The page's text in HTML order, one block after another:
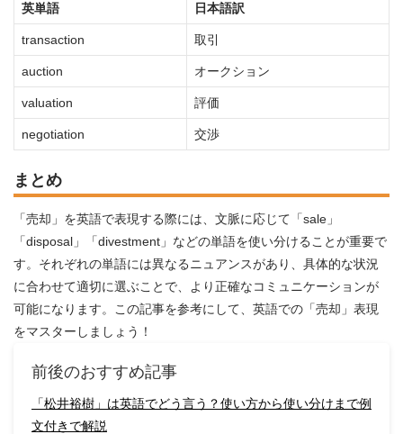
英単語 日本語訳
transaction 取引
auction オークション
valuation 評価
negotiation 交渉
まとめ
「売却」を英語で表現する際には、文脈に応じて「sale」
「disposal」「divestment」などの単語を使い分けることが重要で
す。それぞれの単語には異なるニュアンスがあり、具体的な状況
に合わせて適切に選ぶことで、より正確なコミュニケーションが
可能になります。この記事を参考にして、英語での「売却」表現
をマスターしましょう！
前後のおすすめ記事
「松井裕樹」は英語でどう言う？使い方から使い分けまで例
文付きで解説